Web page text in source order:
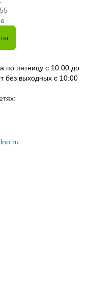
по пятницу с 10:00 до
без выходных с 10:00